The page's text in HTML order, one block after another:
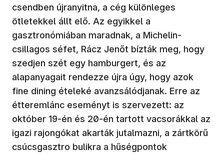
csendben újranyitna, a cég különleges
ötletekkel állt elő. Az egyikkel a
gasztronómiában maradnak, a Michelin-
csillagos séfet, Rácz Jenőt bízták meg, hogy
szedjen szét egy hamburgert, és az
alapanyagait rendezze újra úgy, hogy azok
fine dining ételeké avanzsálódjanak. Erre az
étteremlánc eseményt is szervezett: az
október 19-én és 20-én tartott vacsorákkal az
igazi rajongókat akarták jutalmazni, a zártkörű
csúcsgasztro bulikra a hűségpontok